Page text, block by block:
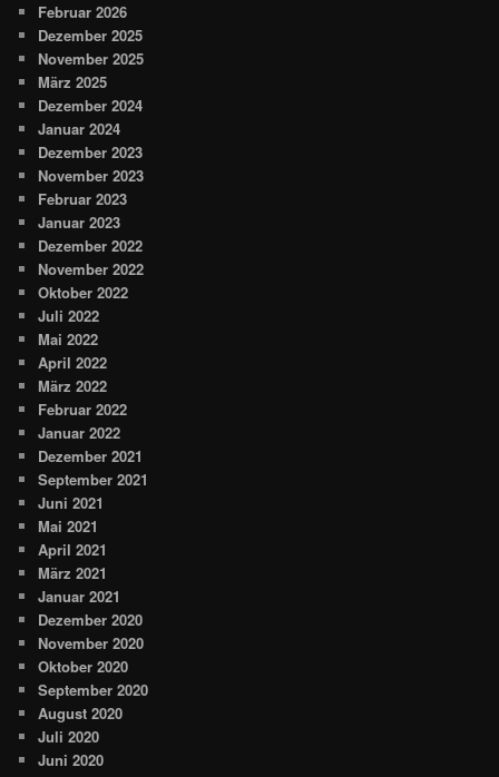
Februar 2026
Dezember 2025
November 2025
März 2025
Dezember 2024
Januar 2024
Dezember 2023
November 2023
Februar 2023
Januar 2023
Dezember 2022
November 2022
Oktober 2022
Juli 2022
Mai 2022
April 2022
März 2022
Februar 2022
Januar 2022
Dezember 2021
September 2021
Juni 2021
Mai 2021
April 2021
März 2021
Januar 2021
Dezember 2020
November 2020
Oktober 2020
September 2020
August 2020
Juli 2020
Juni 2020